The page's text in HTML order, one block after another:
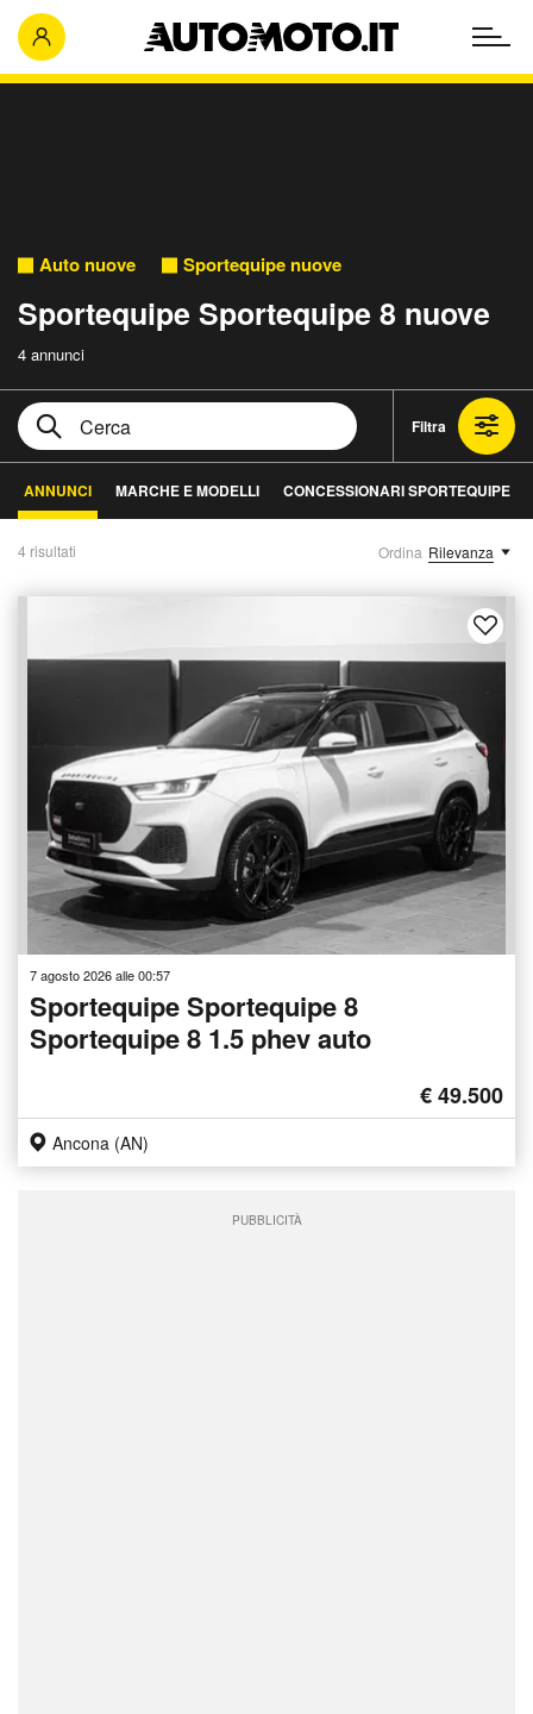
Auto nuove Sportequipe nuove
Sportequipe Sportequipe 8 nuove
4 annunci
Filtra
ANNUNCI MARCHE E MODELLI CONCESSIONARI SPORTEQUIPE
4 risultati Ordina Rilevanza
7 agosto 2026 alle 00:57
Sportequipe Sportequipe 8
Sportequipe 8 1.5 phev auto
€ 49.500
Ancona (AN)
PUBBLICITÀ